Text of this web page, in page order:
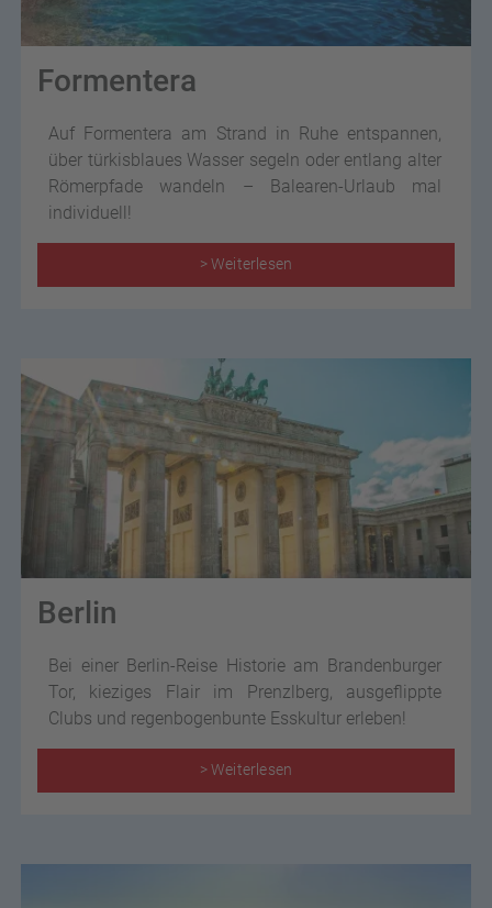
Formentera
Auf Formentera am Strand in Ruhe entspannen,
über türkisblaues Wasser segeln oder entlang alter
Römerpfade wandeln – Balearen-Urlaub mal
individuell!
> Weiterlesen
Berlin
Bei einer Berlin-Reise Historie am Brandenburger
Tor, kieziges Flair im Prenzlberg, ausgeflippte
Clubs und regenbogenbunte Esskultur erleben!
> Weiterlesen